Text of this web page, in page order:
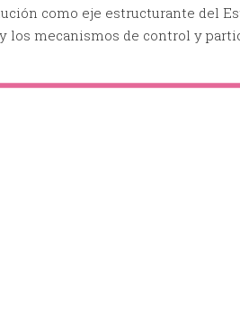
como eje estructurante del
mecanismos de control y